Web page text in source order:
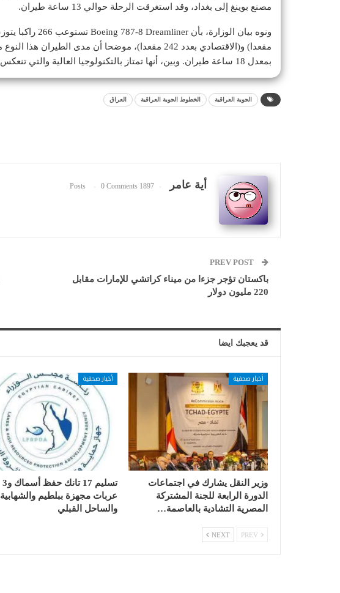
مصنع بوينغ إلى بغداد، وقد استغرقت الرحلة حوالي 13 ساعة طيران.
بمعدل 18 ساعة طيران. وبين، أنها تمتاز بالتكنولوجيا العالية والتي تنعكس على راحة المسافرين والأمان.
الجوية العراقية الخطوط الجوية العراقية العراق
أية عامر 1897 Posts
0 Comments
باكستان تؤجر جزءا من ميناء كراتشي للإمارات مقابل
220 مليون دولار
قد يعجبك ايضا
أخبار صحفية
وزير النقل يشارك في اجتماعات
الدورة الرابعة للجنة المشتركة
المصرية التشادية بالعاصمة…
أخبار صحفية
تسليم 17 تانك حفظ أسماك و3
عربات مجهزة ببلطيم والشهابية
والساحل القبلي
NEXT